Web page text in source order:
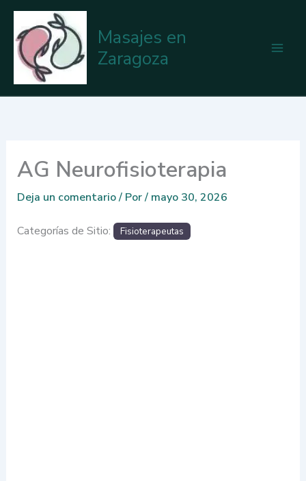
contenido
Masajes en
Zaragoza
AG Neurofisioterapia
Deja un comentario/ Por/ mayo 30, 2026
Categorías de Sitio: Fisioterapeutas